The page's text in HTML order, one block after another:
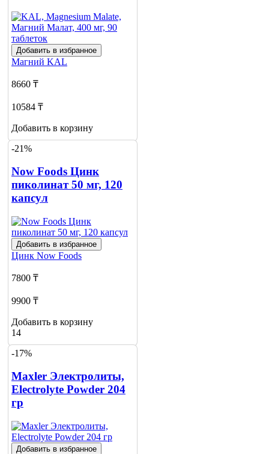
Добавить в избранное
Магний KAL
8660 ₸
10584 ₸
Добавить в корзину
-21%
Now Foods Цинк
пиколинат 50 мг, 120
капсул
Добавить в избранное
Цинк Now Foods
7800 ₸
9900 ₸
Добавить в корзину
14
-17%
Maxler Электролиты,
Electrolyte Powder 204
гр
Добавить в избранное